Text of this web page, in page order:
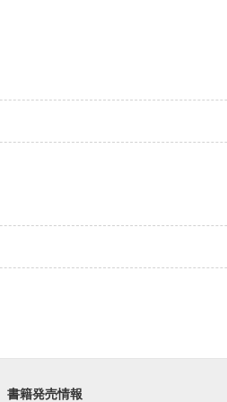
書籍発売情報